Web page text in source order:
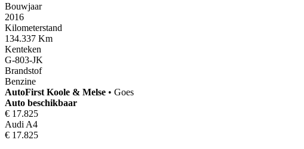
Bouwjaar
2016
Kilometerstand
134.337 Km
Kenteken
G-803-JK
Brandstof
Benzine
AutoFirst Koole & Melse • Goes
Auto beschikbaar
€ 17.825
Audi A4
€ 17.825